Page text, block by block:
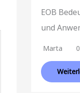
EOB
und
Marta